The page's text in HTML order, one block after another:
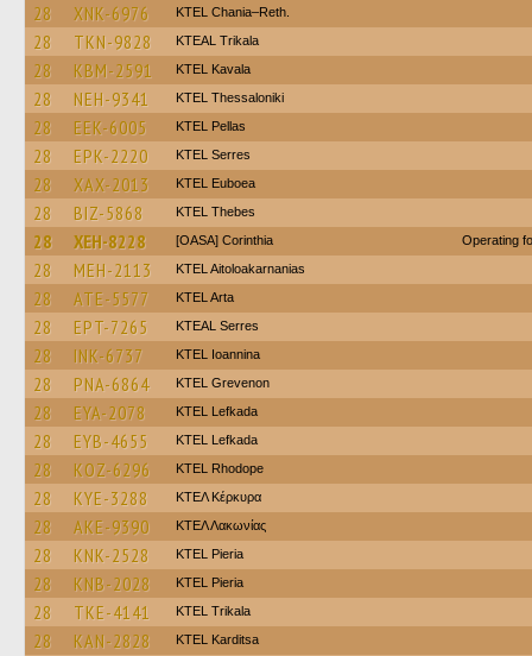
28 XNK-6976 KTEL Chania–Reth.
28 TKN-9828 KTEAL Trikala
28 KBM-2591 KTEL Kavala
28 NEH-9341 KTEL Thessaloniki
28 EEK-6005 KTEL Pellas
28 EPK-2220 KTEL Serres
28 XAX-2013 ΚΤΕL Euboea
28 BIZ-5868 KTEL Thebes
28 XEH-8228 [OASA] Corinthia Operating
28 MEH-2113 KTEL Aitoloakarnanias
28 ATE-5577 KTEL Arta
28 EPT-7265 KTEAL Serres
28 INK-6737 KTEL Ioannina
28 PNA-6864 ΚΤΕL Grevenon
28 EYA-2078 KTEL Lefkada
28 EYB-4655 KTEL Lefkada
28 KOZ-6296 KTEL Rhodope
28 KYE-3288 ΚΤΕΛ Κέρκυρα
28 AKE-9390 ΚΤΕΛ Λακωνίας
28 KNK-2528 KTEL Pieria
28 KNB-2028 KTEL Pieria
28 TKE-4141 ΚΤΕL Τrikala
28 KAN-2828 ΚΤΕL Karditsa